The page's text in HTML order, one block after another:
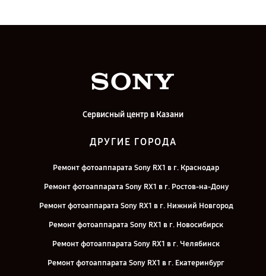
Сервисный центр в Казани
ДРУГИЕ ГОРОДА
Ремонт фотоаппарата Sony RX1 в г. Краснодар
Ремонт фотоаппарата Sony RX1 в г. Ростов-на-Дону
Ремонт фотоаппарата Sony RX1 в г. Нижний Новгород
Ремонт фотоаппарата Sony RX1 в г. Новосибирск
Ремонт фотоаппарата Sony RX1 в г. Челябинск
Ремонт фотоаппарата Sony RX1 в г. Екатеринбург